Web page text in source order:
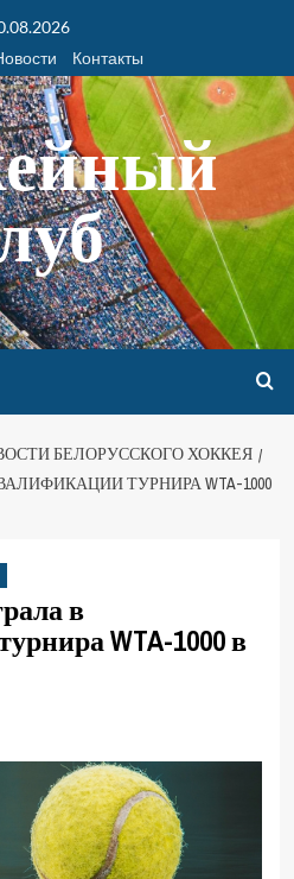
Контакты
БЕЛОРУССКОГО ХОККЕЯ
ТУРНИРА WTA-1000
в
WTA-1000 в